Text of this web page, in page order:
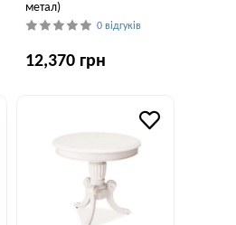
метал)
0 відгуків
12,370 грн